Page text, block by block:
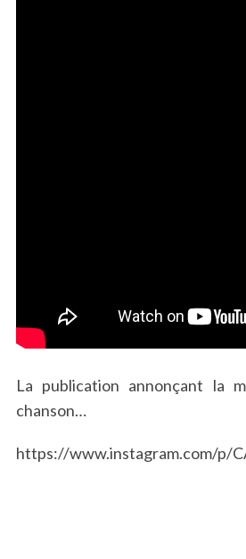
La publication annonçant la
chanson…
https://www.instagram.com/p/